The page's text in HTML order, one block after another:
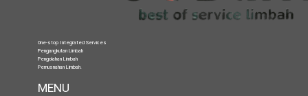
One-stop Integrated Services
Pengangkutan Limbah
Pengolahan Limbah
Pemusnahan Limbah.
MENU